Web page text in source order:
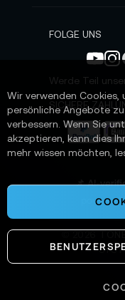
s
e
n
FOLGE UNS
Werde Teil
SICHERE
📌 AI-
powered
Wir verwenden Cookies,
persönliche Angebote
verbessern. Wenn Sie
akzeptieren, kann dies
mehr wissen möchten,